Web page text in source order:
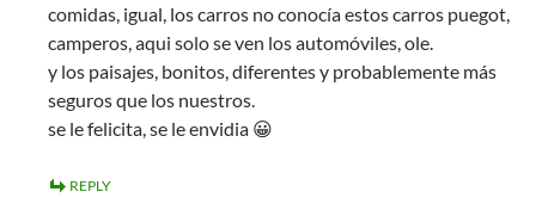
comidas, igual, los carros no conocía estos carros puegot,
camperos, aqui solo se ven los automóviles, ole.
y los paisajes, bonitos, diferentes y probablemente más
seguros que los nuestros.
se le felicita, se le envidia 😀
REPLY